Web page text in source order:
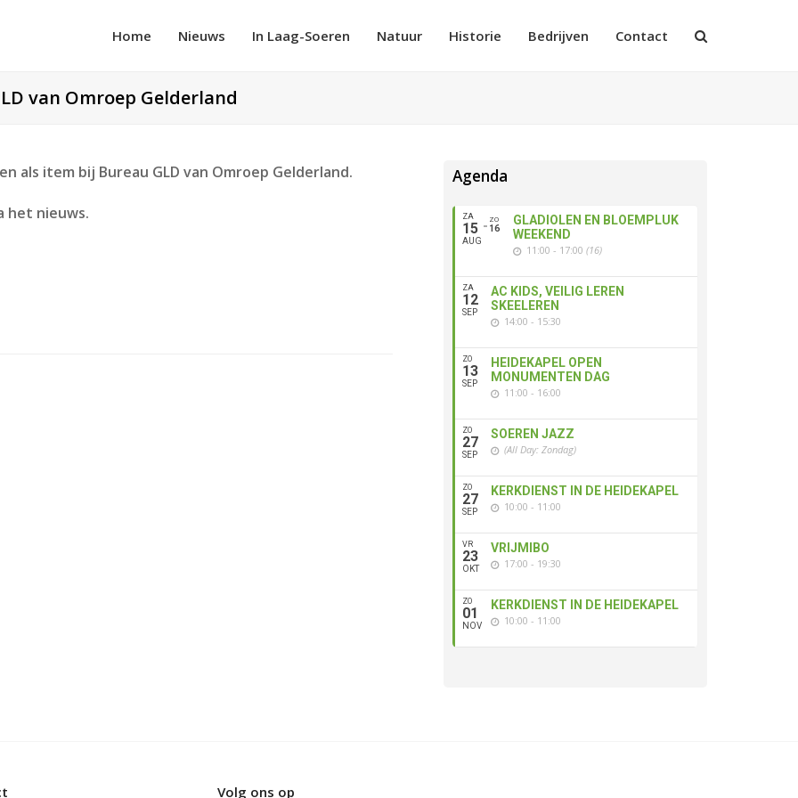
Home Nieuws In Laag-Soeren Natuur Historie Bedrijven Contact
van Omroep Gelderland
als item bij Bureau GLD van Omroep Gelderland.
het nieuws.
Agenda
ZA
15
AUG
ZO
16
GLADIOLEN EN BLOEMPLUK
WEEKEND
11:00 - 17:00 (16)
ZA
12
SEP
AC KIDS, VEILIG LEREN
SKEELEREN
14:00 - 15:30
ZO
13
SEP
HEIDEKAPEL OPEN
MONUMENTEN DAG
11:00 - 16:00
ZO
27
SEP
SOEREN JAZZ
(All Day: Zondag)
ZO
27
SEP
KERKDIENST IN DE HEIDEKAPEL
10:00 - 11:00
VR
23
OKT
VRIJMIBO
17:00 - 19:30
ZO
01
NOV
KERKDIENST IN DE HEIDEKAPEL
10:00 - 11:00
Volg ons op